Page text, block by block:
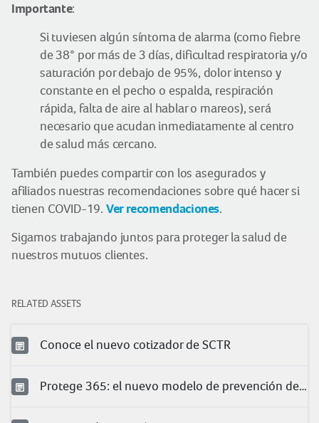
Importante:
Si tuviesen algún síntoma de alarma (como fiebre
de 38° por más de 3 días, dificultad respiratoria y/o
saturación por debajo de 95%, dolor intenso y
constante en el pecho o espalda, respiración
rápida, falta de aire al hablar o mareos), será
necesario que acudan inmediatamente al centro
de salud más cercano.
También puedes compartir con los asegurados y
afiliados nuestras recomendaciones sobre qué hacer si
tienen COVID-19. Ver recomendaciones.
Sigamos trabajando juntos para proteger la salud de
nuestros mutuos clientes.
RELATED ASSETS
Conoce el nuevo cotizador de SCTR
Protege 365: el nuevo modelo de prevención de Pacífico